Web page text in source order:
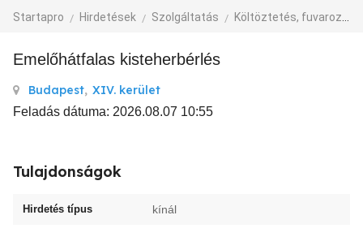
Startapro Hirdetések Szolgáltatás Költöztetés, fuvarozás, járműbérlés
Emelőhátfalas kisteherbérlés
Budapest, XIV. kerület
Feladás dátuma: 2026.08.07 10:55
Tulajdonságok
Hirdetés típus kínál